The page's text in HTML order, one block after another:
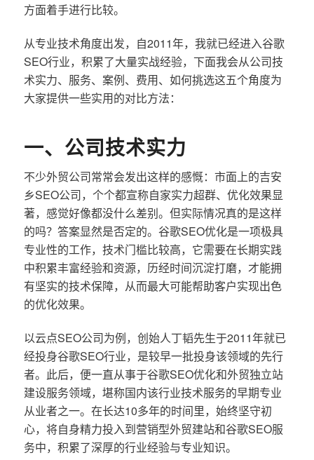
方面着手进行比较。
从专业技术角度出发，自2011年，我就已经进入谷歌
SEO行业，积累了大量实战经验，下面我会从公司技
术实力、服务、案例、费用、如何挑选这五个角度为
大家提供一些实用的对比方法：
一、公司技术实力
不少外贸公司常常会发出这样的感慨：市面上的吉安
乡SEO公司，个个都宣称自家实力超群、优化效果显
著，感觉好像都没什么差别。但实际情况真的是这样
的吗？答案显然是否定的。谷歌SEO优化是一项极具
专业性的工作，技术门槛比较高，它需要在长期实践
中积累丰富经验和资源，历经时间沉淀打磨，才能拥
有坚实的技术保障，从而最大可能帮助客户实现出色
的优化效果。
以云点SEO公司为例，创始人丁韬先生于2011年就已
经投身谷歌SEO行业，是较早一批投身该领域的先行
者。此后，便一直从事于谷歌SEO优化和外贸独立站
建设服务领域，堪称国内该行业技术服务的早期专业
从业者之一。在长达10多年的时间里，始终坚守初
心，将自身精力投入到营销型外贸建站和谷歌SEO服
务中，积累了深厚的行业经验与专业知识。